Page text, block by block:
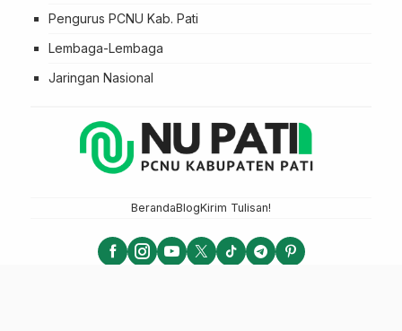
Pengurus PCNU Kab. Pati
Lembaga-Lembaga
Jaringan Nasional
BerandaBlogKirim Tulisan!